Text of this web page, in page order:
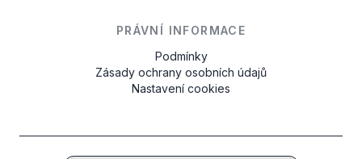
PRÁVNÍ INFORMACE
Podmínky
Zásady ochrany osobních údajů
Nastavení cookies